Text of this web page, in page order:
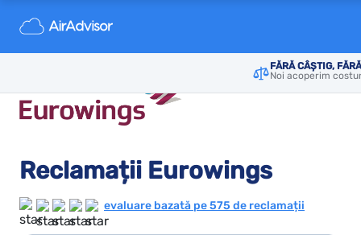
FĂRĂ CÂȘTIG,
Noi acoperim
Reclamații Eurowings
evaluare bazată pe 575 de reclamații